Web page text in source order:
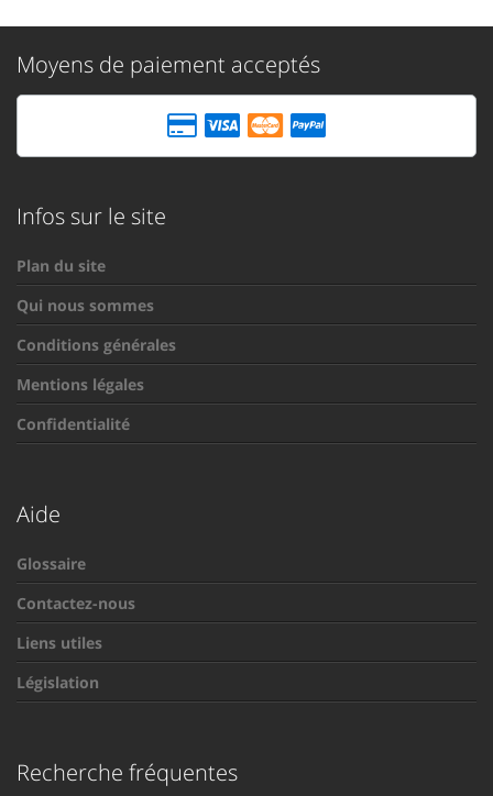
Moyens de paiement acceptés
Infos sur le site
Plan du site
Qui nous sommes
Conditions générales
Mentions légales
Confidentialité
Aide
Glossaire
Contactez-nous
Liens utiles
Législation
Recherche fréquentes